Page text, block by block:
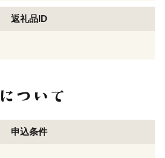
返礼品ID
申込条件